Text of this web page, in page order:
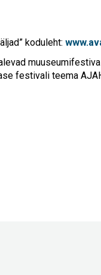
koduleht:
festivali teema